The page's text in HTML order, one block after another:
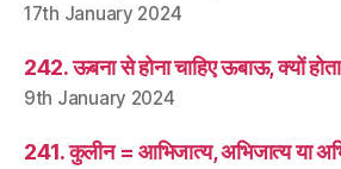
17th January 2024
242. ऊबना से होना चाहिए ऊबाऊ, क्यों
9th January 2024
241. कुलीन = आभिजात्य, अभिजात्य या